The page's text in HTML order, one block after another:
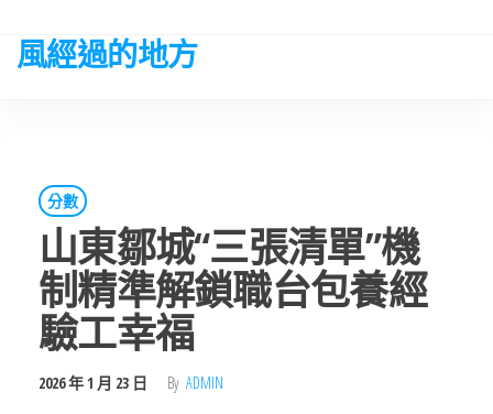
the
風經過的地方
分數
山東鄒城“三張清單”機
制精準解鎖職台包養經
驗工幸福
2026 年 1 月 23 日 By ADMIN